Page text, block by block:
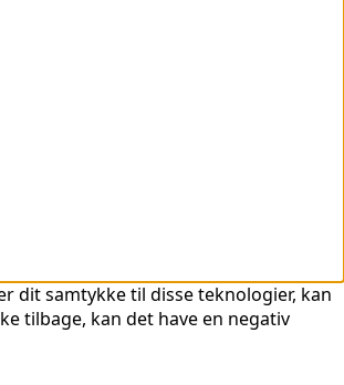
dit samtykke til disse teknologier, kan
tilbage, kan det have en negativ